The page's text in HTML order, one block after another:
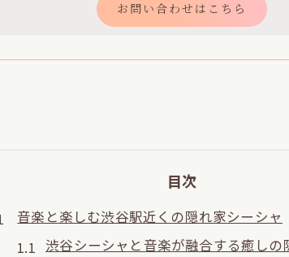
お問い合わせはこちら
目次
音楽と楽しむ渋谷駅近くの隠れ家シーシャ
渋谷シーシャと音楽が融合する癒しの